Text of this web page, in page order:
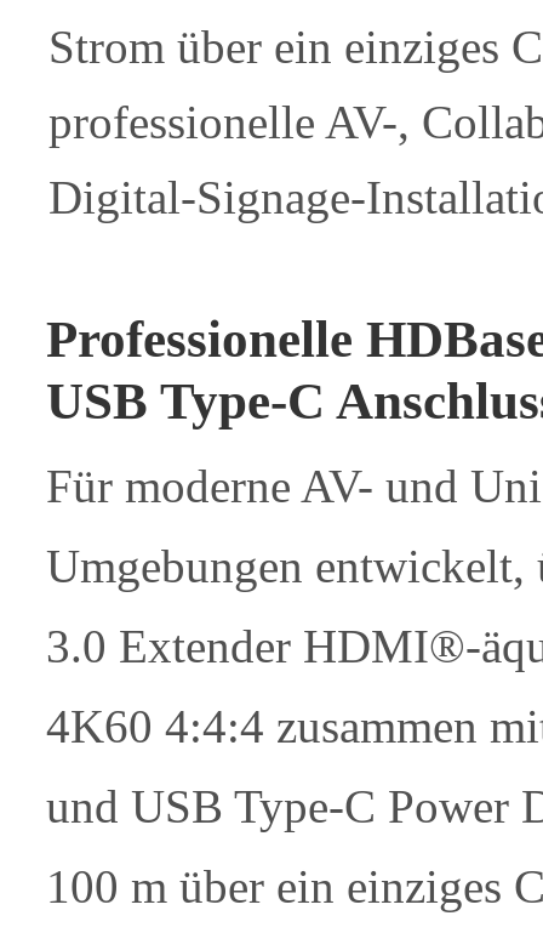
Strom über ein einziges
professionelle AV-,
Digital-Signage-
Professionelle
USB Type-C
Für moderne AV- und
Umgebungen
3.0 Extender HDMI®-
4K60 4:4:4 zusammen
und USB Type-C Power
100 m über ein einziges